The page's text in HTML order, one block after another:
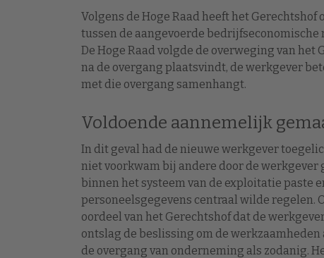
Volgens de Hoge Raad heeft het
tussen de aangevoerde
De Hoge Raad volgde de overweging van
na de overgang plaatsvindt, de werkgever
met die overgang samenhangt.
Voldoende aannemelijk
In dit geval had de nieuwe werkgever
niet voorkwam bij andere door de
binnen het systeem van de exploitatie paste
personeelsgegevens centraal wilde regelen.
oordeel van het Gerechtshof dat de
ontslag de beslissing om de
de overgang van onderneming als zodanig.